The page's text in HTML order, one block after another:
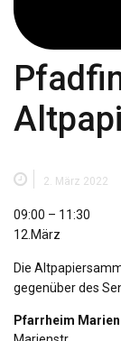
2. März 2022
Pfadfinder
Eilendorf-
09:00 – 11:30
12.März
Die
gegenüber des
Pfarrheim